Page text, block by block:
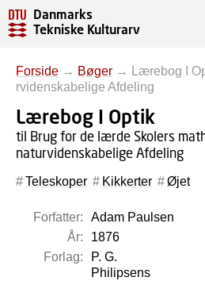
Danmarks
Tekniske Kulturarv
Forside → Bøger →
Lærebog I
rvidenskabelige Afdeling
Lærebog I Optik
til Brug for de lærde Skolers
naturvidenskabelige Afdeling
Teleskoper Kikkerter Øjet
Forfatter:
Adam Paulsen
År:
1876
Forlag:
P. G.
Philipsens